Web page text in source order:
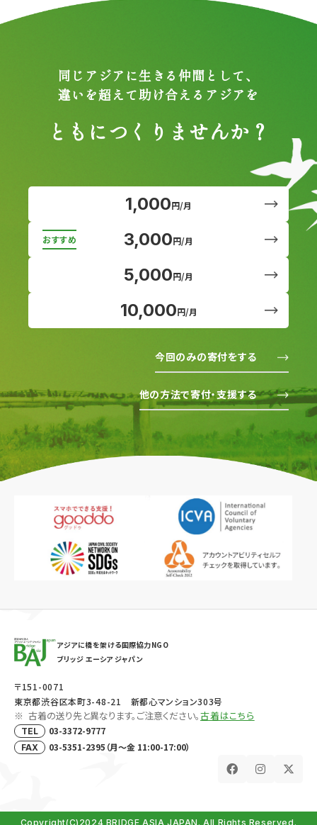
同じアジアに生きる仲間として、
違いを超えて助け合えるアジアを
ともにつくりませんか？
1,000円/月
3,000円/月
5,000円/月
10,000円/月
今回のみの寄付をする
他の方法で寄付・支援する
アジアに橋を架ける国際協力NGO
ブリッジ エーシア ジャパン
〒151-0071
東京都渋谷区本町3-48-21 新都心マンション303号
古着の送り先と異なります。ご注意ください。古着はこちら
TEL 03-3372-9777
FAX 03-5351-2395（月～金 11:00-17:00）
Copyright(C)2024 BRIDGE ASIA JAPAN. All Rights Reserved.